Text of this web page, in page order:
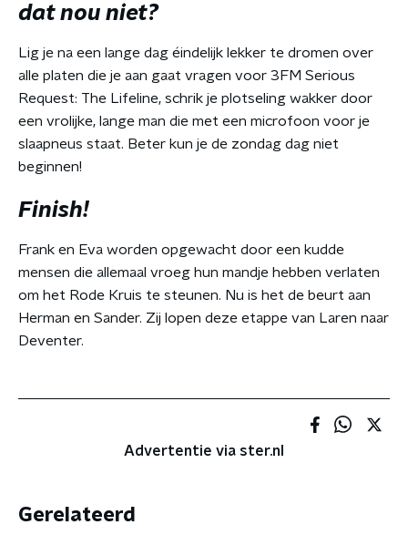
dat nou niet?
Lig je na een lange dag éindelijk lekker te dromen over
alle platen die je aan gaat vragen voor 3FM Serious
Request: The Lifeline, schrik je plotseling wakker door
een vrolijke, lange man die met een microfoon voor je
slaapneus staat. Beter kun je de zondag dag niet
beginnen!
Finish!
Frank en Eva worden opgewacht door een kudde
mensen die allemaal vroeg hun mandje hebben verlaten
om het Rode Kruis te steunen. Nu is het de beurt aan
Herman en Sander. Zij lopen deze etappe van Laren naar
Deventer.
Advertentie via ster.nl
Gerelateerd